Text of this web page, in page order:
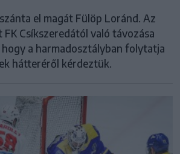
el magát Fülöp Loránd. Az
Csíkszeredától való távozása
a harmadosztályban folytatja
hátteréről kérdeztük.